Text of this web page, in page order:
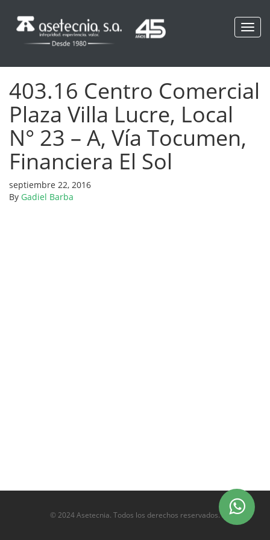
403.16 Centro Comercial
Plaza Villa Lucre, Local
N° 23 – A, Vía Tocumen,
Financiera El Sol
septiembre 22, 2016
By Gadiel Barba
© 2024 Asetecnia. Todos los derechos reservados.